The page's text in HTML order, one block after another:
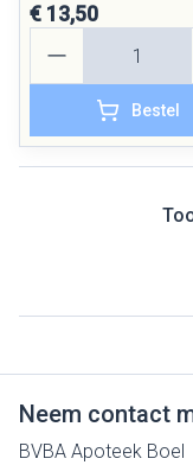
€ 13,50
Bestel
Neem contact
BVBA Apoteek Boel